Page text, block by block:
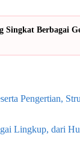
Singkat Berbagai
Pengertian,
Lingkup, dari